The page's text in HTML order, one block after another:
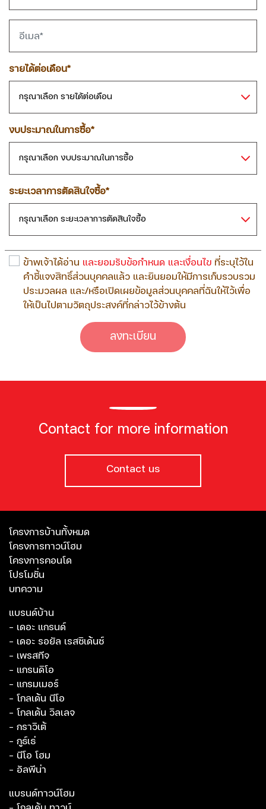
รายได้ต่อเดือน*
งบประมาณในการซื้อ*
ระยะเวลาการตัดสินใจซื้อ*
ข้าพเจ้าได้อ่าน และยอมรับข้อกำหนด และเงื่อนไข ที่ระบุไว้ใน
คำชี้แจงสิทธิ์ส่วนบุคคลแล้ว และยินยอมให้มีการเก็บรวบรวม
ประมวลผล และ/หรือเปิดเผยข้อมูลส่วนบุคคลที่ฉันให้ไว้เพื่อ
ให้เป็นไปตามวัตถุประสงค์ที่กล่าวไว้ข้างต้น
ลงทะเบียน
Contact for more information
Contact us
โครงการบ้านทั้งหมด
โครงการทาวน์โฮม
โครงการคอนโด
โปรโมชั่น
บทความ
แบรนด์บ้าน
- เดอะ แกรนด์
- เดอะ รอยัล เรสซิเด้นซ์
- เพรสทีจ
- แกรนดิโอ
- แกรมเมอร์
- โกลเด้น นีโอ
- โกลเด้น วิลเลจ
- กราวิเต้
- กูธ์เธ่
- นีโอ โฮม
- อัลพีน่า
แบรนด์ทาวน์โฮม